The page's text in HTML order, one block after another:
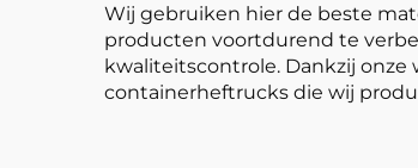
Wij gebruiken hier de beste
producten voortdurend te
kwaliteitscontrole. Dankzij
containerheftrucks die wij